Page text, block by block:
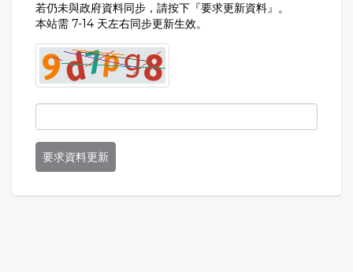
若仍未與政府資料同步，請按下『要求更新資料』。
本站需 7-14 天左右同步更新生效。
要求資料更新